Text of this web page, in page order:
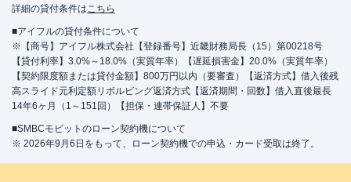
詳細の貸付条件はこちら
■アイフルの貸付条件について
※【商号】アイフル株式会社【登録番号】近畿財務局長（15）第00218号
【貸付利率】3.0%～18.0%（実質年率）【遅延損害金】20.0%（実質年率）
【契約限度額または貸付金額】800万円以内（要審査）【返済方式】借入後残
高スライド元利定額リボルビング返済方式【返済期間・回数】借入直後最長
14年6ヶ月（1～151回）【担保・連帯保証人】不要
■SMBCモビットのローン契約機について
※ 2026年9月6日をもって、ローン契約機での申込・カード受取は終了。